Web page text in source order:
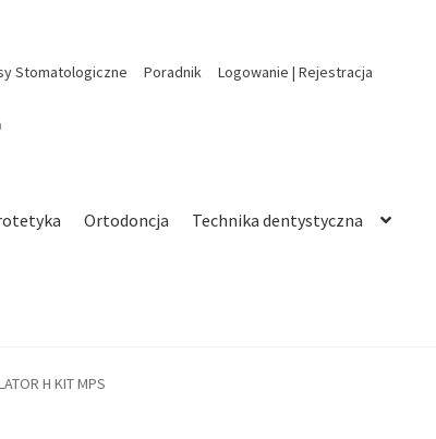
Stomatologiczne Poradnik Logowanie | Rejestracja
Ortodoncja Technika dentystyczna
H KIT MPS